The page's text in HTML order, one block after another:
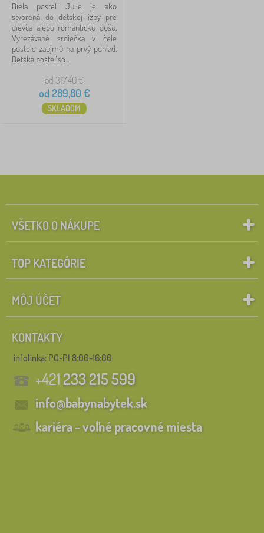
Biela posteľ Julie je ako
stvorená do detskej izby pre
dievča alebo romantickú dušu.
Vyrezávané srdiečka v čele
postele zaujmú na prvý pohľad.
Detská posteľ so...
od 317,40€
od 289,80 €
SKLADOM
VŠETKO O NÁKUPE
TOP KATEGÓRIE
MÔJ ÚČET
KONTAKTY
infolinka: PO-PI 8:00-16:00
+421233 215 599
info@babynabytek.sk
kariéra - voľné pracovné miesta